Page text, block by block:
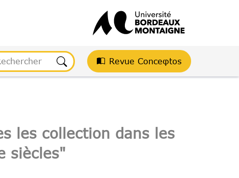
Revue Conceφtos
les collection dans les
siècles"